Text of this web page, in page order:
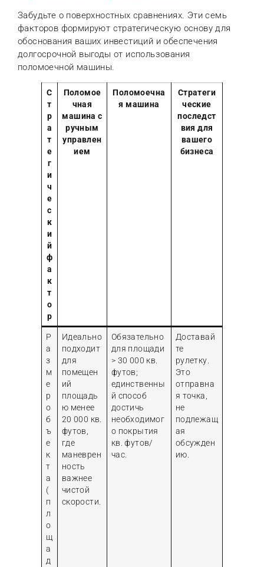
Забудьте о поверхностных сравнениях. Эти семь
факторов формируют стратегическую основу для
обоснования ваших инвестиций и обеспечения
долгосрочной выгоды от использования
поломоечной машины.
С
т
р
а
т
е
г
и
ч
е
с
к
и
й
ф
а
к
т
о
р
Поломое
чная
машина с
ручным
управлен
ием
Поломоечна
я машина
Стратеги
ческие
последст
вия для
вашего
бизнеса
Р
а
з
м
е
р
о
б
ъ
е
к
т
а
(
п
л
о
щ
а
д
Идеально
подходит
для
помещен
ий
площадь
ю менее
20 000 кв.
футов,
где
маневрен
ность
важнее
чистой
скорости.
Обязательно
для площади
> 30 000 кв.
футов;
единственны
й способ
достичь
необходимог
о покрытия
кв. футов/
час.
Доставай
те
рулетку.
Это
отправна
я точка,
не
подлежащ
ая
обсужден
ию.